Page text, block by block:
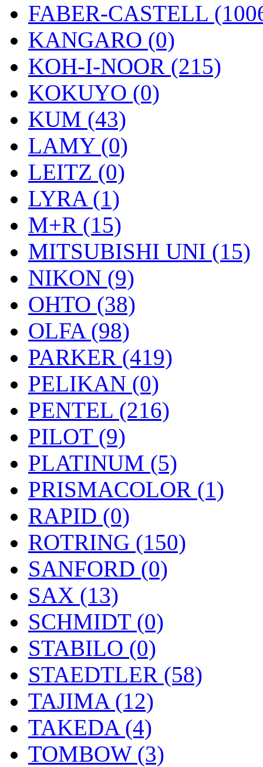
FABER-CASTELL
KANGARO (0)
KOH-I-NOOR (215)
KOKUYO (0)
KUM (43)
LAMY (0)
LEITZ (0)
LYRA (1)
M+R (15)
MITSUBISHI UNI (15)
NIKON (9)
OHTO (38)
OLFA (98)
PARKER (419)
PELIKAN (0)
PENTEL (216)
PILOT (9)
PLATINUM (5)
PRISMACOLOR (1)
RAPID (0)
ROTRING (150)
SANFORD (0)
SAX (13)
SCHMIDT (0)
STABILO (0)
STAEDTLER (58)
TAJIMA (12)
TAKEDA (4)
TOMBOW (3)